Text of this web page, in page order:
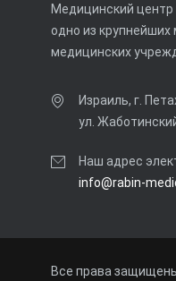
Медицинский центр
одно из
медицинских
Израиль, г.
ул.
Наш адрес
info@rabin-
Все права